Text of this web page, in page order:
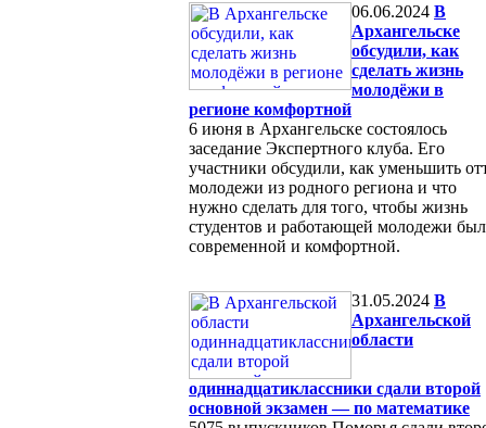
06.06.2024 В
Архангельске
обсудили, как
сделать жизнь
молодёжи в
регионе комфортной
6 июня в Архангельске состоялось
заседание Экспертного клуба. Его
участники обсудили, как уменьшить
молодежи из родного региона и что
нужно сделать для того, чтобы жизнь
студентов и работающей молодежи
современной и комфортной.
31.05.2024 В
Архангельской
области
одиннадцатиклассники сдали второй
основной экзамен — по математике